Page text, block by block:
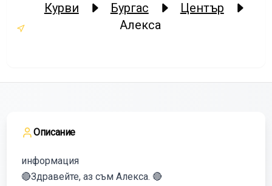
Курви Бургас
Център
Алекса
Описание
информация
🔴Здравейте, аз съм Алекса. 🔴